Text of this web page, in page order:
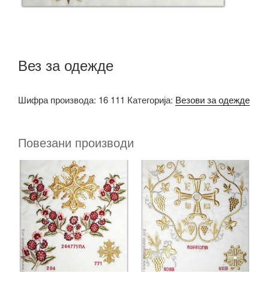
Вез за одежде
Шифра производа: 16 111 Категорија: Везови за одежде
Повезани производи